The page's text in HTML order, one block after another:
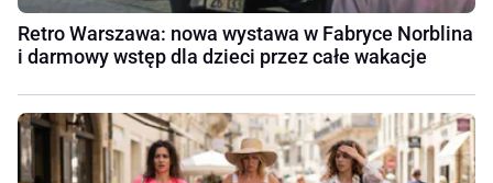
Retro Warszawa: nowa wystawa w Fabryce Norblina
i darmowy wstęp dla dzieci przez całe wakacje